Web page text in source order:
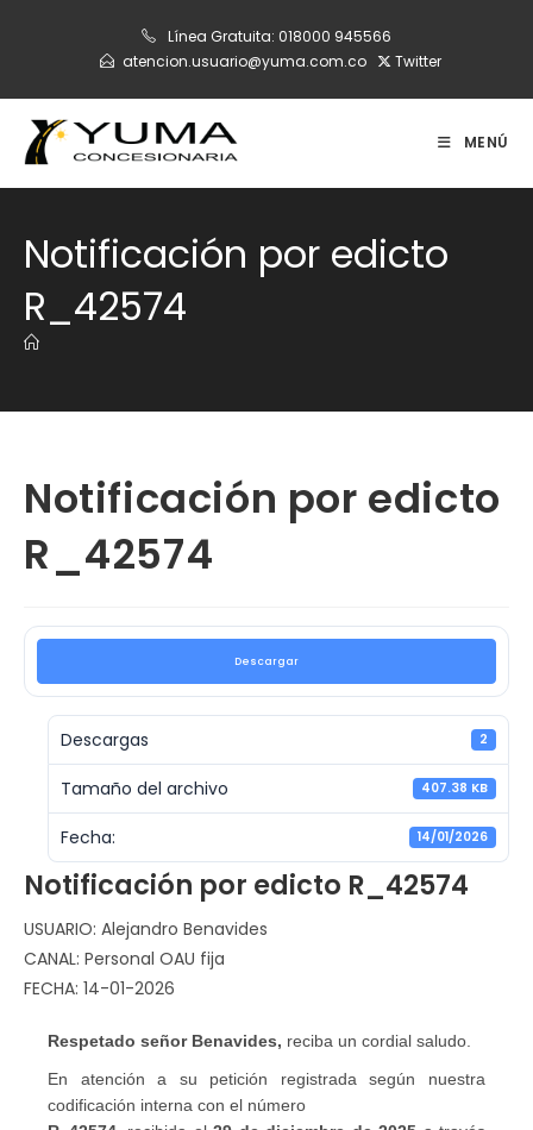
Línea Gratuita: 018000 945566
atencion.usuario@yuma.com.co
Twitter
MENÚ
Notificación por edicto
R_42574
Notificación por edicto
R_42574
Descargar
Descargas 2
Tamaño del archivo 407.38 KB
Fecha: 14/01/2026
Notificación por edicto R_42574
USUARIO: Alejandro Benavides
CANAL: Personal OAU fija
FECHA: 14-01-2026
Respetado señor Benavides, reciba un cordial saludo.
En atención a su petición registrada según nuestra
codificación interna con el número